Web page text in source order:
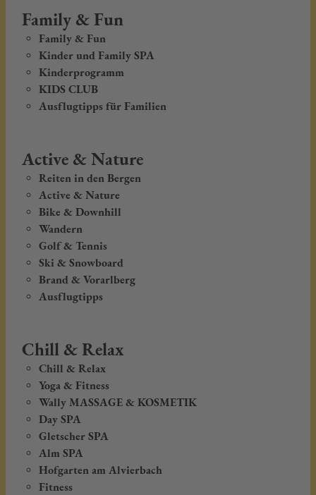
Family & Fun
Family & Fun
Kinder und Family SPA
Kinderprogramm
KIDS CLUB
Ausflugtipps für Familien
Active & Nature
Reiten in den Bergen
Active & Nature
Bike & Downhill
Wandern
Golf & Tennis
Ski & Snowboard
Brand & Vorarlberg
Ausflugtipps
Chill & Relax
Chill & Relax
Yoga & Fitness
Wally MASSAGE & KOSMETIK
Day SPA
Gletscher SPA
Alm SPA
Hofgarten am Alvierbach
Fitness